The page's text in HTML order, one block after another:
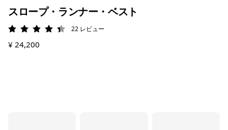
スロープ・ランナー・ベスト
評価: 4.4 / 5
22 レビュー
¥ 24,200